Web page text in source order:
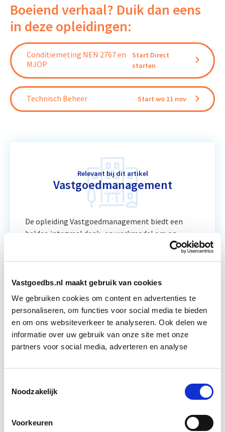
Vastgoedbs.nl maakt gebruik van cookies
We gebruiken cookies om content en advertenties te
personaliseren, om functies voor social media te bieden
en om ons websiteverkeer te analyseren. Ook delen we
informatie over uw gebruik van onze site met onze
partners voor social media, adverteren en analyse
Noodzakelijk
Voorkeuren
Boeiend verhaal? Duik dan eens
in deze opleidingen:
Conditiemeting NEN 2767 en
MJOP
Start Direct
starten
Technisch Beheer Start wo 11 nov
Relevant bij dit artikel
Vastgoedmanagement
De opleiding Vastgoedmanagement biedt een
helder, integraal denk- en werkmodel om op
Utrecht en/of Online
15 Lesdagen lesdag(en)
ma 14 sep 2026 - Utrecht